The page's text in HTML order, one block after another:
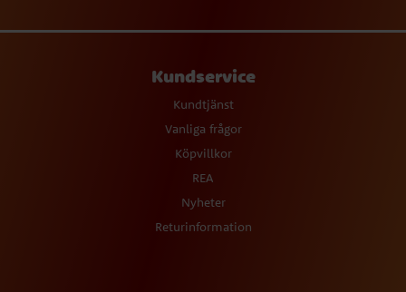
Kundservice
Kundtjänst
Vanliga frågor
Köpvillkor
REA
Nyheter
Returinformation